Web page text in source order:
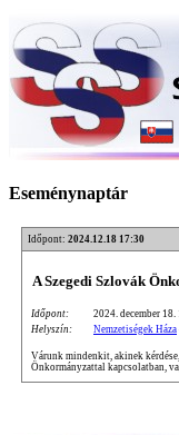
Eseménynaptár
Időpont: 2024.12.18 17:30
A Szegedi Szlovák
Időpont:
2024. december 18.
Helyszín:
Nemzetiségek Háza
Várunk mindenkit, akinek
Önkormányzattal kapcsolatban,